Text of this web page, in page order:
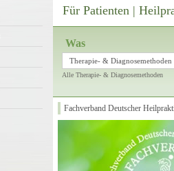
Für Patienten |
Was
Therapie- & Diagnosemethoden
Alle Therapie- & Diagnosemethoden
Fachverband Deutscher